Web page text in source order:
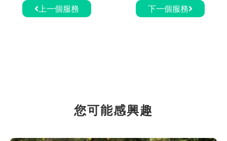
上一個服務 下一個服務
您可能感興趣